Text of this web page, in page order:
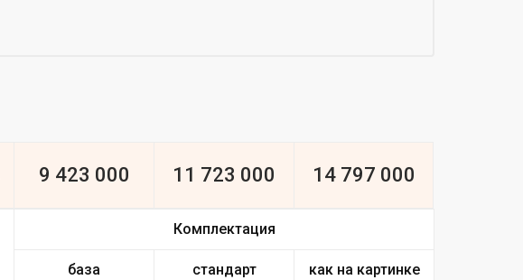
9 423 000 11 723 000 14 797 000
Комплектация
база стандарт как на картинке